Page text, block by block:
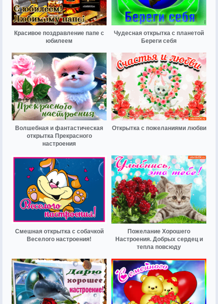
Красивое поздравление папе с
юбилеем
Чудесная открытка с планетой
Береги себя
Волшебная и фантастическая
открытка Прекрасного
настроения
Открытка с пожеланиями любви
Смешная открытка с собачкой
Веселого настроения!
Пожелание Хорошего
Настроения. Добрых сердец и
тепла повсюду